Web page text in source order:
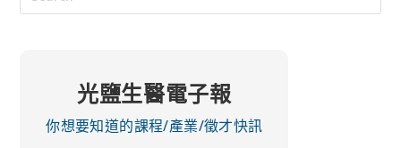
光鹽生醫電子報
你想要知道的課程/產業/徵才快訊